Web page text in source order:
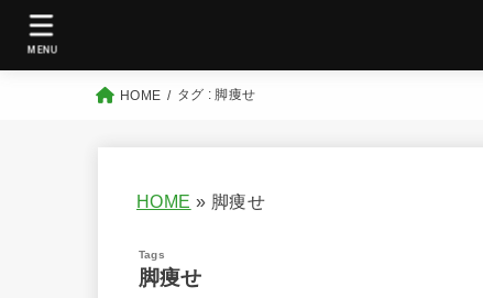
MENU
HOME タグ : 脚痩せ
HOME » 脚痩せ
脚痩せ